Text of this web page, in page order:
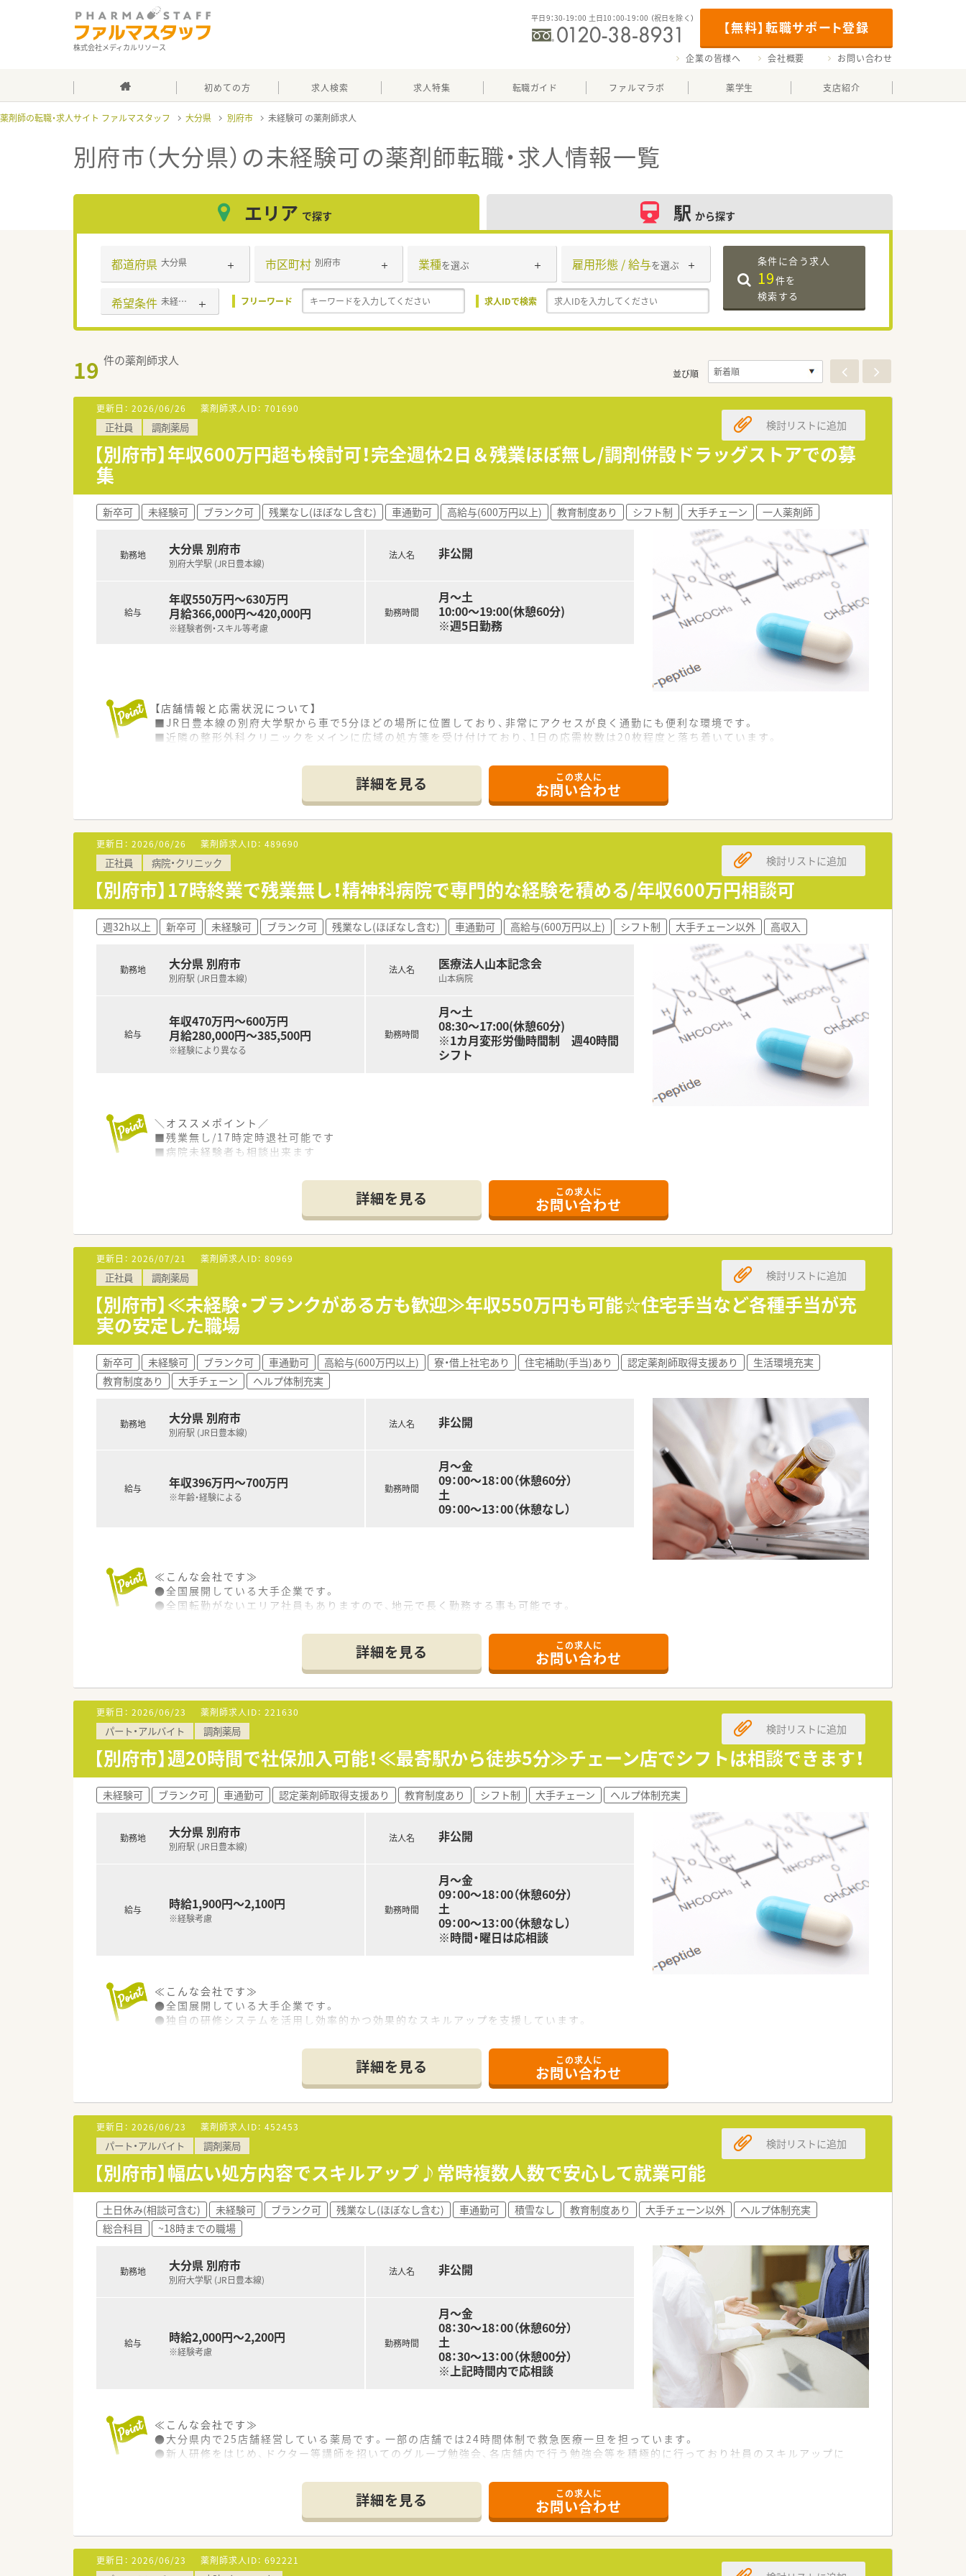
株式会社メディカルリソース
【無料】転職サポート登録
平日9：30-19：00 土日10：00-19：00 （祝日を除く）
企業の皆様へ 会社概要 お問い合わせ
初めての方 求人検索 求人特集 転職ガイド ファルマラボ 薬学生 支店紹介
薬剤師の転職・求人サイト ファルマスタッフ 大分県 別府市 未経験可
別府市（大分県）の未経験可の薬剤師転職・求人情報一覧
エリア で探す 駅 から探す
都道府県 大分県 市区町村 別府市 業種を選ぶ 雇用形態 / 給与を選ぶ
希望条件 未経験可 フリーワード 求人IDで検索
条件に合う求人
19件を
検索する
19 件の薬剤師求人
並び順
更新日： 2026/06/26 薬剤師求人ID： 701690
正社員 調剤薬局
【別府市】年収600万円超も検討可！完全週休2日＆残業ほぼ無し/調剤併設ドラッグストアでの募
集
検討リストに追加
新卒可 未経験可 ブランク可 残業なし(ほぼなし含む) 車通勤可 高給与(600万円以上) 教育制度あり シフト制 大手チェーン 一人薬剤師
勤務地 大分県 別府市
別府大学駅 (JR日豊本線)
給与
年収550万円～630万円
月給366,000円～420,000円
※経験者例・スキル等考慮
法人名 非公開
勤務時間
月～土
10:00～19:00(休憩60分)
※週5日勤務
【店舗情報と応需状況について】
■JR日豊本線の別府大学駅から車で5分ほどの場所に位置しており、非常にアクセスが良く通勤にも便利な環境です。
■近隣の整形外科クリニックをメインに広域の処方箋を受け付けており、1日の応需枚数は20枚程度と落ち着いています。
■全国大手グループに属しており、安定した経営基盤が大きな魅力です。
■九州エリアを中心に地域に根ざしたドラッグストアや薬局事業を運営しており、地域医療の発展に貢献しています。
■役職や事業部ごとに細分化された研修制度が整っているため、社会人として生き抜くための確かな力が身に付きます。
【求人情報について】
■正社員の募集で想定年収は550万円から630万円となっており、高年収を目指したい方にも最適な求人内容です。
■昇給は年1回、賞与は年2回の支給があり、日頃の頑張りがしっかりと評価される仕組みが構築されています。
■管理薬剤師手当や扶養手当など各種手当も充実しており、将来を見据えて長く安定して勤務できる好条件な案件です。
詳細を見る この求人に
お問い合わせ
更新日： 2026/06/26 薬剤師求人ID： 489690
正社員 病院・クリニック
【別府市】17時終業で残業無し！精神科病院で専門的な経験を積める/年収600万円相談可
検討リストに追加
週32h以上 新卒可 未経験可 ブランク可 残業なし(ほぼなし含む) 車通勤可 高給与(600万円以上) シフト制 大手チェーン以外 高収入
勤務地 大分県 別府市
別府駅 (JR日豊本線)
給与
年収470万円～600万円
月給280,000円～385,500円
※経験により異なる
法人名 医療法人山本記念会
山本病院
勤務時間
月～土
08:30～17:00(休憩60分)
※1カ月変形労働時間制 週40時間
シフト
＼オススメポイント／
■残業無し/17時定時退社可能です
■病院未経験者も相談出来ます
■昭和14年に診療所として開業されたのが始まりの病院です。
■在籍40年以上の薬剤師様も就業しているため、定着率は非常に高いです。
■院内処方となり、外来患者数は170～180名でございます。
■業務内容としては、外来の調剤,監査や持参薬管理がメインとなりますが、退院時の服薬指導も行っております。
■後発品の割合は70～80％でございます。
■当直やオンコール対応などは発生致しません。
＜福利厚生・諸手当について＞
■住宅手当や扶養手当(1人5,000円)もあり、引越し手当も相談可能です。
■有給取得の推進も積極的に行っております。
■定年は60歳までで、再雇用制度も65歳まで設けております。
詳細を見る この求人に
お問い合わせ
更新日： 2026/07/21 薬剤師求人ID： 80969
正社員 調剤薬局
【別府市】≪未経験・ブランクがある方も歓迎≫年収550万円も可能☆住宅手当など各種手当が充
実の安定した職場
検討リストに追加
新卒可 未経験可 ブランク可 車通勤可 高給与(600万円以上) 寮・借上社宅あり 住宅補助(手当)あり 認定薬剤師取得支援あり
生活環境充実
教育制度あり
大手チェーン ヘルプ体制充実
勤務地 大分県 別府市
別府駅 (JR日豊本線)
給与 年収396万円～700万円
※年齢・経験による
法人名 非公開
勤務時間
月～金
09：00～18：00（休憩60分）
土
09：00～13：00（休憩なし）
≪こんな会社です≫
●全国展開している大手企業です。
●全国転勤がないエリア社員もありますので、地元で長く勤務する事も可能です。
その他、カフェテリア研修や社内学術大会などその方が目指す社会人像に合わせた学ぶ環境が充実しています。
●将来は専門薬剤師として活躍される方、またはマネージャーとしての店舗運営に携わる方など、自身の志向に合わせたキャリアが描け
また希望者は人事、教育、経営コンサル等に携わることも可能です。
●子育て支援も充実しており男女問わず子育てをしながら働く方をサポートする様々な制度が整っています。
育休はお子さんが3歳になるまで取得でき、時短勤務は小学校1年生の修了まで取得可能です。
●正社員の方は入社時から有給が付与されます。
そのほかにも休暇制度が充実しておりワークライフバランスを推奨している会社です。
詳細を見る この求人に
お問い合わせ
更新日： 2026/06/23 薬剤師求人ID： 221630
パート・アルバイト 調剤薬局
【別府市】週20時間で社保加入可能！≪最寄駅から徒歩5分≫チェーン店でシフトは相談できます！
検討リストに追加
未経験可 ブランク可 車通勤可 認定薬剤師取得支援あり 教育制度あり シフト制 大手チェーン ヘルプ体制充実
勤務地 大分県 別府市
別府駅 (JR日豊本線)
給与 時給1,900円～2,100円
※経験考慮
法人名 非公開
勤務時間
月～金
09：00～18：00（休憩60分）
土
09：00～13：00（休憩なし）
※時間・曜日は応相談
≪こんな会社です≫
●全国展開している大手企業です。
●独自の研修システムを活用し効率的かつ効果的なスキルアップを支援しています。
●週20時間以上の勤務で社会保険に加入が可能です。
●サポート体制が整っており育児との両立にも理解がある職場です。
●全国に店舗がありますので旦那様の転勤がある場合も店舗異動にて対応することが可能です。
詳細を見る この求人に
お問い合わせ
更新日： 2026/06/23 薬剤師求人ID： 452453
パート・アルバイト 調剤薬局
【別府市】幅広い処方内容でスキルアップ♪常時複数人数で安心して就業可能
検討リストに追加
土日休み(相談可含む) 未経験可 ブランク可 残業なし(ほぼなし含む) 車通勤可 積雪なし 教育制度あり 大手チェーン以外
ヘルプ体制充実
総合科目
~18時までの職場
勤務地 大分県 別府市
別府大学駅 (JR日豊本線)
給与 時給2,000円～2,200円
※経験考慮
法人名 非公開
勤務時間
月～金
08：30～18：00（休憩60分）
土
08：30～13：00（休憩00分）
※上記時間内で応相談
≪こんな会社です≫
●大分県内で25店舗経営している薬局です。一部の店舗では24時間体制で救急医療一旦を担っています。
●新人研修をはじめ、ドクター等講師を招いてのグループ勉強会、各店舗内で行う勉強会等を積極的に行っており社員のスキルアップに
●年に1回社員旅行があります。社員の声を反映し国内・海外の選択制にしています！
疲れた心と身体をリフレッシュできると全員楽しみにしている行事となっています。
●会社全体でパートの方も多数勤務されています。
詳細を見る この求人に
お問い合わせ
更新日： 2026/06/23 薬剤師求人ID： 692221